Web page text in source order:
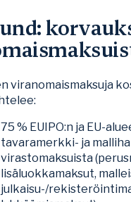
viranomaismaksuja
75 % EUIPO:n ja EU-
tavaramerkki- ja
virastomaksuista
lisäluokkamaksut,
julkaisu-/